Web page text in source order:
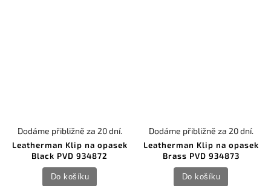
Leatherman Klip na opasek
Black PVD 934872
Dodáme přibližně za 20 dní.
Do košíku
Leatherman Klip na opasek
Brass PVD 934873
Dodáme přibližně za 20 dní.
Do košíku